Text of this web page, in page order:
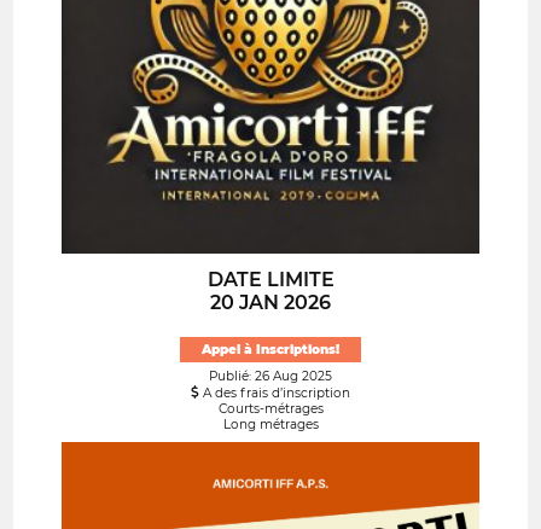
DATE LIMITE
20 JAN 2026
Appel à Inscriptions!
Publié: 26 Aug 2025
A des frais d’inscription
Courts-métrages
Long métrages